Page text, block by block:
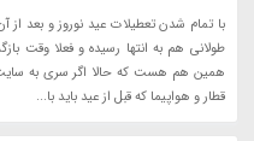
با تمام شدن تعطیلات عید نوروز و بعد
طولانی هم به انتها رسیده و فعلا وقت
همین هم هست که حالا اگر سری به سایت
قطار و هواپیما که قبل از عید باید با...